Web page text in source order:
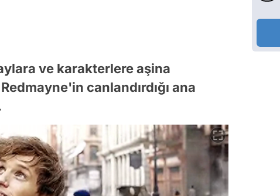
ve karakterlere aşina
canlandırdığı ana